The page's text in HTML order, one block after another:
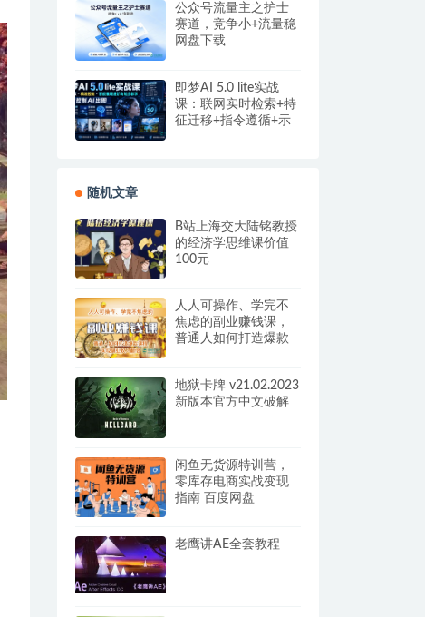
公众号流量主之护士
赛道，竞争小+流量稳
网盘下载
即梦AI 5.0 lite实战
课：联网实时检索+特
征迁移+指令遵循+示
随机文章
B站上海交大陆铭教授
的经济学思维课价值
100元
人人可操作、学完不
焦虑的副业赚钱课，
普通人如何打造爆款
地狱卡牌 v21.02.2023
新版本官方中文破解
闲鱼无货源特训营，
零库存电商实战变现
指南 百度网盘
老鹰讲AE全套教程